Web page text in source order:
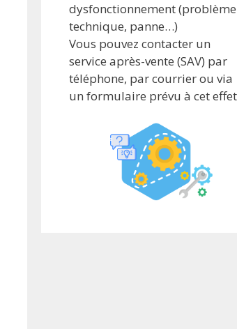
dysfonctionnement (problème
technique, panne…)
Vous pouvez contacter un
service après-vente (SAV) par
téléphone, par courrier ou via
un formulaire prévu à cet